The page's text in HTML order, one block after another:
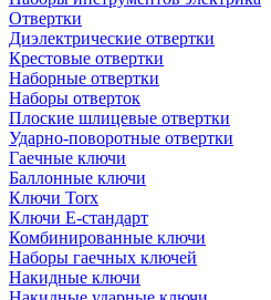
Отвертки
Диэлектрические отвертки
Крестовые отвертки
Наборные отвертки
Наборы отверток
Плоские шлицевые отвертки
Ударно-поворотные отвертки
Гаечные ключи
Баллонные ключи
Ключи Torx
Ключи Е-стандарт
Комбинированные ключи
Наборы гаечных ключей
Накидные ключи